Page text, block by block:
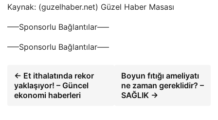
Kaynak: (guzelhaber.net) Güzel Haber Masası
—–Sponsorlu Bağlantılar—–
—–Sponsorlu Bağlantılar—–
← Et ithalatında rekor
yaklaşıyor! – Güncel
ekonomi haberleri
Boyun fıtığı ameliyatı
ne zaman gereklidir? –
SAĞLIK →